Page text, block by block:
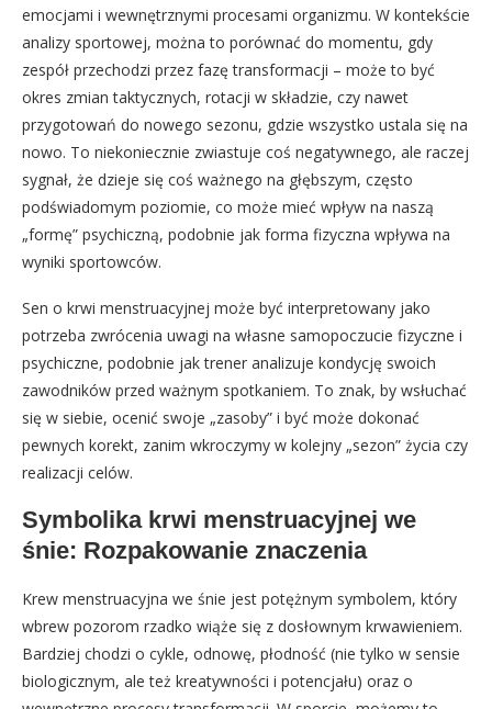
emocjami i wewnętrznymi procesami organizmu. W kontekście
analizy sportowej, można to porównać do momentu, gdy
zespół przechodzi przez fazę transformacji – może to być
okres zmian taktycznych, rotacji w składzie, czy nawet
przygotowań do nowego sezonu, gdzie wszystko ustala się na
nowo. To niekoniecznie zwiastuje coś negatywnego, ale raczej
sygnał, że dzieje się coś ważnego na głębszym, często
podświadomym poziomie, co może mieć wpływ na naszą
„formę” psychiczną, podobnie jak forma fizyczna wpływa na
wyniki sportowców.
Sen o krwi menstruacyjnej może być interpretowany jako
potrzeba zwrócenia uwagi na własne samopoczucie fizyczne i
psychiczne, podobnie jak trener analizuje kondycję swoich
zawodników przed ważnym spotkaniem. To znak, by wsłuchać
się w siebie, ocenić swoje „zasoby” i być może dokonać
pewnych korekt, zanim wkroczymy w kolejny „sezon” życia czy
realizacji celów.
Symbolika krwi menstruacyjnej we
śnie: Rozpakowanie znaczenia
Krew menstruacyjna we śnie jest potężnym symbolem, który
wbrew pozorom rzadko wiąże się z dosłownym krwawieniem.
Bardziej chodzi o cykle, odnowę, płodność (nie tylko w sensie
biologicznym, ale też kreatywności i potencjału) oraz o